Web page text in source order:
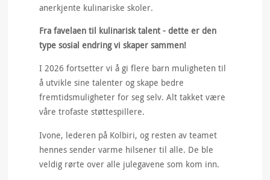
anerkjente kulinariske skoler.
Fra favelaen til kulinarisk talent - dette er den
type sosial endring vi skaper sammen!
I 2026 fortsetter vi å gi flere barn muligheten til
å utvikle sine talenter og skape bedre
fremtidsmuligheter for seg selv. Alt takket være
våre trofaste støttespillere.
Ivone, lederen på Kolbiri, og resten av teamet
hennes sender varme hilsener til alle. De ble
veldig rørte over alle julegavene som kom inn.